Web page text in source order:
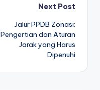
Next Post
Jalur PPDB Zonasi:
Pengertian dan Aturan
Jarak yang Harus
Dipenuhi